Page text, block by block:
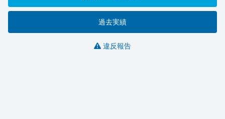
過去実績
違反報告